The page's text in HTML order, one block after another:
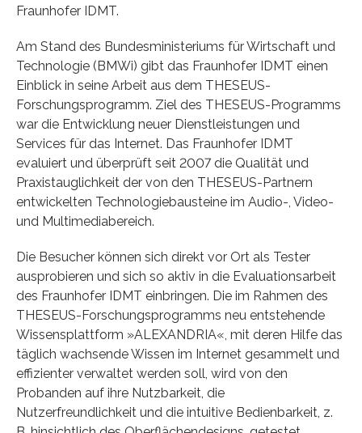
Fraunhofer IDMT.
Am Stand des Bundesministeriums für Wirtschaft und
Technologie (BMWi) gibt das Fraunhofer IDMT einen
Einblick in seine Arbeit aus dem THESEUS-
Forschungsprogramm. Ziel des THESEUS-Programms
war die Entwicklung neuer Dienstleistungen und
Services für das Internet. Das Fraunhofer IDMT
evaluiert und überprüft seit 2007 die Qualität und
Praxistauglichkeit der von den THESEUS-Partnern
entwickelten Technologiebausteine im Audio-, Video-
und Multimediabereich.
Die Besucher können sich direkt vor Ort als Tester
ausprobieren und sich so aktiv in die Evaluationsarbeit
des Fraunhofer IDMT einbringen. Die im Rahmen des
THESEUS-Forschungsprogramms neu entstehende
Wissensplattform »ALEXANDRIA«, mit deren Hilfe das
täglich wachsende Wissen im Internet gesammelt und
effizienter verwaltet werden soll, wird von den
Probanden auf ihre Nutzbarkeit, die
Nutzerfreundlichkeit und die intuitive Bedienbarkeit, z.